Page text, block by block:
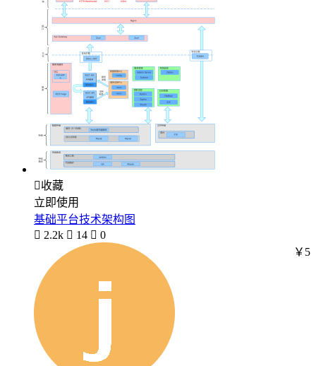
收藏
立即使用
基础平台技术架构图
 2.2k  14  0
￥5